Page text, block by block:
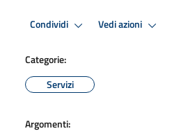
Condividi Vedi azioni
Categorie:
Servizi
Argomenti: